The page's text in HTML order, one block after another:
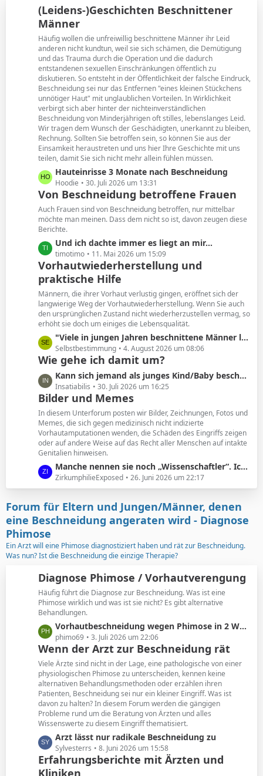
ä
g
e
e
i
t
r
ä
g
e
(Leidens-)Geschichten Beschnittener
Männer
Häufig wollen die unfreiwillig beschnittene Männer ihr Leid
anderen nicht kundtun, weil sie sich schämen, die Demütigung
und das Trauma durch die Operation und die dadurch
entstandenen sexuellen Einschränkungen öffentlich zu
diskutieren. So entsteht in der Öffentlichkeit der falsche Eindruck,
Beschneidung sei nur das Entfernen "eines kleinen Stückchens
unnötiger Haut" mit unglaublichen Vorteilen. In Wirklichkeit
verbirgt sich aber hinter der nichteinverständlichen
Beschneidung von Minderjährigen oft stilles, lebenslanges Leid.
Wir tragen dem Wunsch der Geschädigten, unerkannt zu bleiben,
Rechnung. Sollten Sie betroffen sein, so können Sie aus der
Einsamkeit heraustreten und uns hier Ihre Geschichte mit uns
teilen, damit Sie sich nicht mehr allein fühlen müssen.
L
e
t
z
t
e
B
e
i
t
r
ä
g
e
Hauteinrisse 3 Monate nach Beschneidung
Hoodie 30. Juli 2026 um 13:31
Von Beschneidung betroffene Frauen
Auch Frauen sind von Beschneidung betroffen, nur mittelbar
möchte man meinen. Dass dem nicht so ist, davon zeugen diese
Berichte.
L
e
t
z
t
e
B
e
i
t
r
ä
g
e
Und ich dachte immer es liegt an mir...
timotimo 11. Mai 2026 um 15:09
Vorhautwiederherstellung und
praktische Hilfe
Männern, die ihrer Vorhaut verlustig gingen, eröffnet sich der
langwierige Weg der Vorhautwiederherstellung. Wenn Sie auch
den ursprünglichen Zustand nicht wiederherzustellen vermag, so
erhöht sie doch um einiges die Lebensqualität.
L
e
t
z
t
e
B
e
i
t
r
ä
g
e
"Viele in jungen Jahren beschnittene Männer leiden unter den Folgen. Und wollen ihre Vorhaut zurück. "
Selbstbestimmung 4. August 2026 um 08:06
Wie gehe ich damit um?
L
e
t
z
t
e
B
e
i
t
ä
g
e
Kann sich jemand als junges Kind/Baby beschnittener noch an seine Vorhaut erinnern?
Insatiabilis 30. Juli 2026 um 16:25
Bilder und Memes
In diesem Unterforum posten wir Bilder, Zeichnungen, Fotos und
Memes, die sich gegen medizinisch nicht indizierte
Vorhautamputationen wenden, die Schäden des Eingriffs zeigen
oder auf andere Weise auf das Recht aller Menschen auf intakte
Genitalien hinweisen.
L
e
t
t
e
B
e
i
t
r
ä
g
e
Manche nennen sie noch „Wissenschaftler“. Ich nenne sie geldgesteuerte Marionetten.
ZirkumphilieExposed 26. Juni 2026 um 22:17
Forum für Eltern und Jungen/Männer, denen
eine Beschneidung angeraten wird - Diagnose
Phimose
Ein Arzt will eine Phimose diagnostiziert haben und rät zur Beschneidung.
Was nun? Ist die Beschneidung die einzige Therapie?
Diagnose Phimose / Vorhautverengung
Häufig führt die Diagnose zur Beschneidung. Was ist eine
Phimose wirklich und was ist sie nicht? Es gibt alternative
Behandlungen.
L
e
t
z
t
e
B
e
i
r
ä
g
Vorhautbeschneidung wegen Phimose in 2 Wochen
phimo69 3. Juli 2026 um 22:06
Wenn der Arzt zur Beschneidung rät
Viele Ärzte sind nicht in der Lage, eine pathologische von einer
physiologischen Phimose zu unterscheiden, kennen keine
alternativen Behandlungsmethoden oder erzählen ihren
Patienten, Beschneidung sei nur ein kleiner Eingriff. Was ist
davon zu halten? In diesem Forum werden die gängigen
Probleme rund um die Beratung von Ärzten und alles
Wissenswerte zu diesem Eingriff thematisiert.
L
e
t
z
Arzt lässt nur radikale Beschneidung zu
Sylvesterrs 8. Juni 2026 um 15:58
Erfahrungsberichte mit Ärzten und
Kliniken